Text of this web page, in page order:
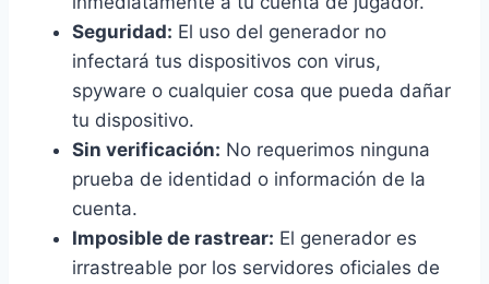
Seguridad: El uso del generador no
infectará tus dispositivos con virus,
spyware o cualquier cosa que pueda dañar
tu dispositivo.
Sin verificación: No requerimos ninguna
prueba de identidad o información de la
cuenta.
Imposible de rastrear: El generador es
irrastreable por los servidores oficiales de